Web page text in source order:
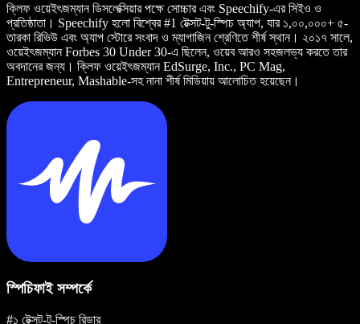
ক্লিফ ওয়েইৎজম্যান ডিসলেক্সিয়ার পক্ষে সোচ্চার এবং Speechify-এর সিইও ও
প্রতিষ্ঠাতা। Speechify হলো বিশ্বের #1 টেক্সট-টু-স্পিচ অ্যাপ, যার ১,০০,০০০+ ৫-
তারকা রিভিউ এবং অ্যাপ স্টোরে সংবাদ ও ম্যাগাজিন শ্রেণিতে শীর্ষ স্থান। ২০১৭ সালে,
ওয়েইৎজম্যান Forbes 30 Under 30-এ ছিলেন, ওয়েব আরও সহজলভ্য করতে তার
অবদানের জন্য। ক্লিফ ওয়েইৎজম্যান EdSurge, Inc., PC Mag,
Entrepreneur, Mashable-সহ নানা শীর্ষ মিডিয়ায় আলোচিত হয়েছেন।
স্পিচিফাই সম্পর্কে
#১ টেক্সট-টু-স্পিচ রিডার